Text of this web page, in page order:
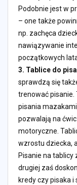
Podobnie jest w
– one także
np. zachęca
nawiązywanie
początkowych
3. Tablice do
sprawdzą się
trenować pisanie.
pisania
pozwalają na
motoryczne.
wzrostu dziecka,
Pisanie na tablicy
drugiej zaś
kredy czy pisaka